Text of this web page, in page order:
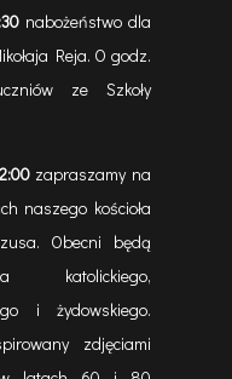
nabożeństwo dla
Reja. O godz.
ze Szkoły
zapraszamy na
naszego kościoła
Obecni będą
katolickiego,
i żydowskiego.
zdjęciami